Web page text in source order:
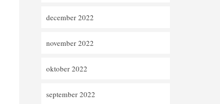
december 2022
november 2022
oktober 2022
september 2022